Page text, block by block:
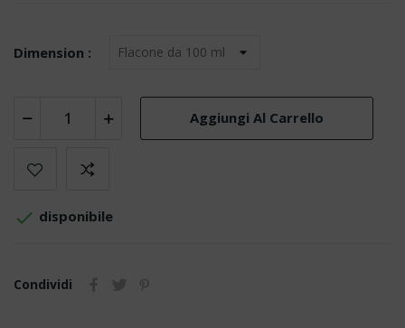
Dimension :
Aggiungi Al Carrello
 disponibile
Condividi